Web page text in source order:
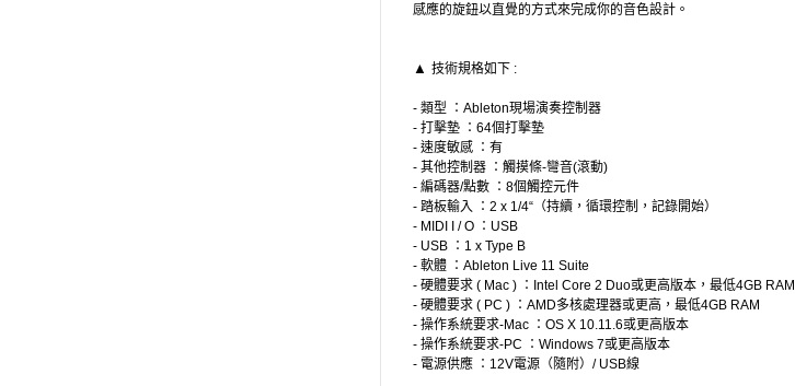
感應的旋鈕以直覺的方式來完成你的音色設計。
▲ 技術規格如下 :
- 類型 ：Ableton現場演奏控制器
- 打擊墊 ：64個打擊墊
- 速度敏感 ：有
- 其他控制器 ：觸摸條-彎音(滾動)
- 編碼器/點數 ：8個觸控元件
- 踏板輸入 ：2 x 1/4“（持續，循環控制，記錄開始）
- MIDI I / O ：USB
- USB ：1 x Type B
- 軟體 ：Ableton Live 11 Suite
- 硬體要求 ( Mac ) ：Intel Core 2 Duo或更高版本，最低4GB RAM
- 硬體要求 ( PC ) ：AMD多核處理器或更高，最低4GB RAM
- 操作系統要求-Mac ：OS X 10.11.6或更高版本
- 操作系統要求-PC ：Windows 7或更高版本
- 電源供應 ：12V電源（隨附）/ USB線